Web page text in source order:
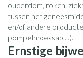
ouderdom, roken,
tussen het
en/of andere
pompelmoessap,...).
Ernstige